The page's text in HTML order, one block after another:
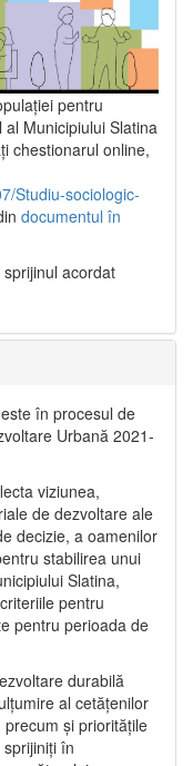
pentru
Municipiului Slatina
chestionarul online,
Studiu-sociologic-
documentul în
acordat
în procesul de
Urbană 2021‐
viziunea,
de dezvoltare ale
decizie, a oamenilor
stabilirea unui
Slatina,
pentru
pentru perioada de
durabilă
al cetățenilor
și prioritățile
în